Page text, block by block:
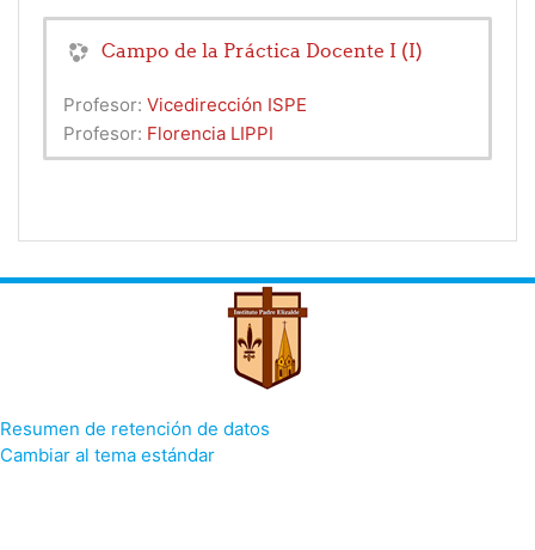
Campo de la Práctica Docente I (I)
Profesor: Vicedirección ISPE
Profesor: Florencia LIPPI
Resumen de retención de datos
Cambiar al tema estándar